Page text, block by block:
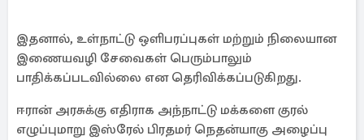
இதனால், உள்நாட்டு ஒளிபரப்புகள் மற்றும் நிலையான
இணையவழி சேவைகள் பெரும்பாலும்
பாதிக்கப்படவில்லை என தெரிவிக்கப்படுகிறது.
ஈரான் அரசுக்கு எதிராக அந்நாட்டு மக்களை குரல்
எழுப்புமாறு இஸ்ரேல் பிரதமர் நெதன்யாகு அழைப்பு